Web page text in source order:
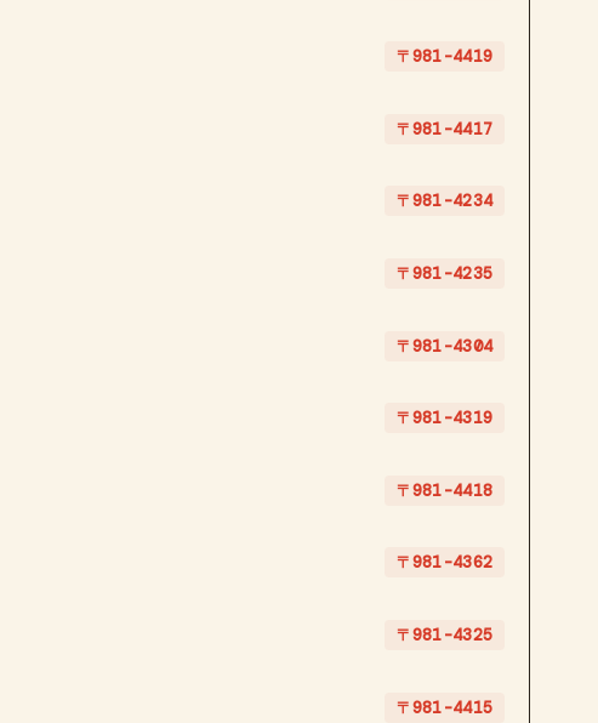
〒981-4419
〒981-4417
〒981-4234
〒981-4235
〒981-4304
〒981-4319
〒981-4418
〒981-4362
〒981-4325
〒981-4415